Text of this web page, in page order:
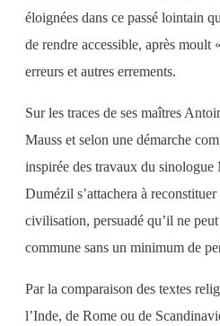
éloignées dans ce passé lointain
de rendre accessible, après moult
erreurs et autres errements.
Sur les traces de ses maîtres
Mauss et selon une démarche
inspirée des travaux du sinologue
Dumézil s’attachera à
civilisation, persuadé qu’il ne
commune sans un minimum de
Par la comparaison des textes
l’Inde, de Rome ou de